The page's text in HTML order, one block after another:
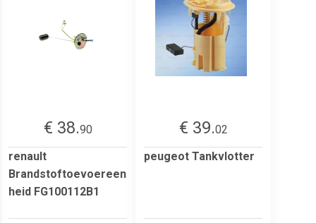
€ 38.90
renault
Brandstoftoevoereen
heid FG100112B1
€ 39.02
peugeot Tankvlotter